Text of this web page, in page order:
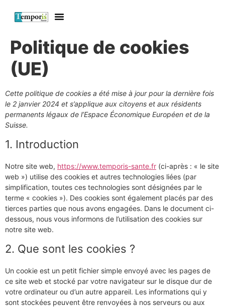
Politique de cookies
(UE)
Cette politique de cookies a été mise à jour pour la dernière fois
le 2 janvier 2024 et s’applique aux citoyens et aux résidents
permanents légaux de l’Espace Économique Européen et de la
Suisse.
1. Introduction
Notre site web, https://www.temporis-sante.fr (ci-après : « le site
web ») utilise des cookies et autres technologies liées (par
simplification, toutes ces technologies sont désignées par le
terme « cookies »). Des cookies sont également placés par des
tierces parties que nous avons engagées. Dans le document ci-
dessous, nous vous informons de l’utilisation des cookies sur
notre site web.
2. Que sont les cookies ?
Un cookie est un petit fichier simple envoyé avec les pages de
ce site web et stocké par votre navigateur sur le disque dur de
votre ordinateur ou d’un autre appareil. Les informations qui y
sont stockées peuvent être renvoyées à nos serveurs ou aux